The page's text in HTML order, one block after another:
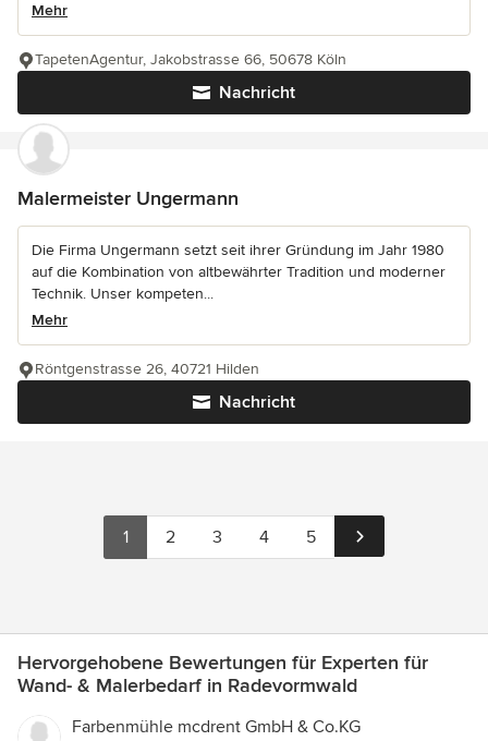
Mehr
Nachricht
TapetenAgentur, Jakobstrasse 66, 50678 Köln
Malermeister Ungermann
Die Firma Ungermann setzt seit ihrer Gründung im Jahr 1980
auf die Kombination von altbewährter Tradition und moderner
Technik. Unser kompeten...
Mehr
Nachricht
Röntgenstrasse 26, 40721 Hilden
1 2 3 4 5
Hervorgehobene Bewertungen für Experten für
Wand- & Malerbedarf in Radevormwald
Farbenmühle mcdrent GmbH & Co.KG